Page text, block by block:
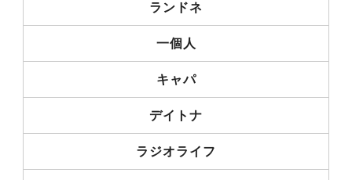
ランドネ
一個人
キャパ
デイトナ
ラジオライフ